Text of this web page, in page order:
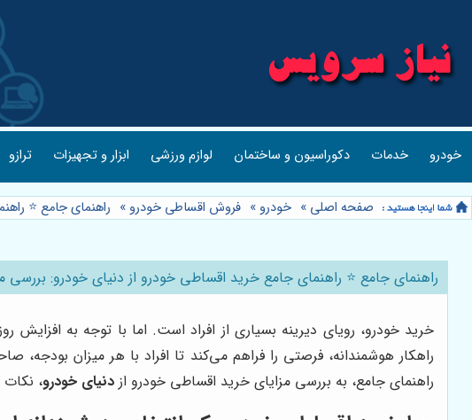
خودرو خدمات دکوراسیون و ساختمان لوازم ورزشی ابزار و تجهیزات ترازو
صفحه اصلی » خودرو » فروش اقساطی خودرو » راهنمای جامع ⭐️
راهنمای جامع ⭐️ راهنمای جامع خرید اقساطی خودرو از دنیای خودرو: بررسی
خرید خودرو، رویای دیرینه بسیاری از افراد است. اما با توجه به
راهکار هوشمندانه، فرصتی را فراهم می‌کند تا افراد با هر میزان
راهنمای جامع، به بررسی مزایای خرید اقساطی خودرو از دنیای خودرو، نکات